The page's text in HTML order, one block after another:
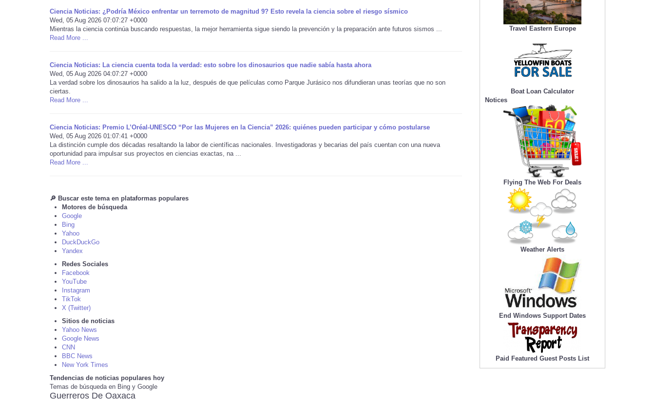
Ciencia Noticias: ¿Podría México enfrentar un terremoto de magnitud 9? Esto revela la ciencia sobre el riesgo sísmico
Wed, 05 Aug 2026 07:07:27 +0000
Mientras la ciencia continúa buscando respuestas, la mejor herramienta sigue siendo la prevención y la preparación ante futuros sismos ...
Read More ...
Ciencia Noticias: La ciencia cuenta toda la verdad: esto sobre los dinosaurios que nadie sabía hasta ahora
Wed, 05 Aug 2026 04:07:27 +0000
La verdad sobre los dinosaurios ha salido a la luz, después de que películas como Parque Jurásico nos difundieran unas teorías que no son
ciertas.
Read More ...
Ciencia Noticias: Premio L’Oréal-UNESCO “Por las Mujeres en la Ciencia” 2026: quiénes pueden participar y cómo postularse
Wed, 05 Aug 2026 01:07:41 +0000
La distinción cumple dos décadas resaltando la labor de científicas nacionales. Investigadoras y becarias del país cuentan con una nueva
oportunidad para impulsar sus proyectos en ciencias exactas, na ...
Read More ...
🔎 Buscar este tema en plataformas populares
Motores de búsqueda
Google
Bing
Yahoo
DuckDuckGo
Yandex
Redes Sociales
Facebook
YouTube
Instagram
TikTok
X (Twitter)
Sitios de noticias
Yahoo News
Google News
CNN
BBC News
New York Times
Tendencias de noticias populares hoy
Temas de búsqueda en Bing y Google
Guerreros De Oaxaca
Travel Eastern Europe
Boat Loan Calculator
Notices
Flying The Web For Deals
Weather Alerts
End Windows Support Dates
Paid Featured Guest Posts List